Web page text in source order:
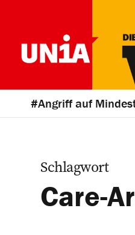
#Angriff auf
Schlagwort
Care-